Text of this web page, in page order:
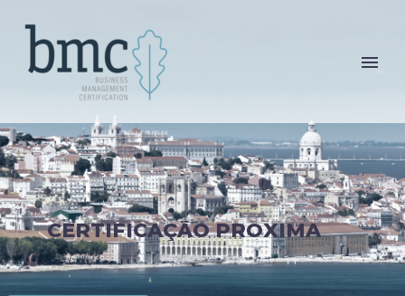
CERTIFICAÇÃO PROXIMA